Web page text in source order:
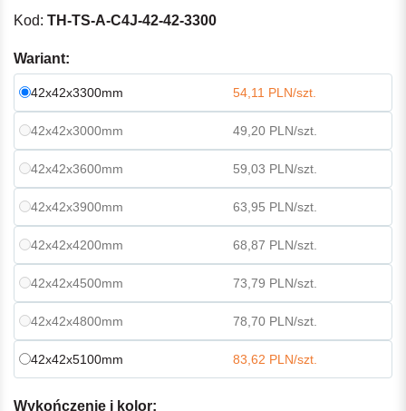
Kod: TH-TS-A-C4J-42-42-3300
Wariant:
42x42x3300mm 54,11 PLN/szt.
42x42x3000mm 49,20 PLN/szt.
42x42x3600mm 59,03 PLN/szt.
42x42x3900mm 63,95 PLN/szt.
42x42x4200mm 68,87 PLN/szt.
42x42x4500mm 73,79 PLN/szt.
42x42x4800mm 78,70 PLN/szt.
42x42x5100mm 83,62 PLN/szt.
Wykończenie i kolor: